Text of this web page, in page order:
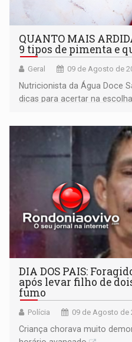
QUANTO MAIS
9 tipos de pimenta e
Geral 09 de Agosto de
Nutricionista da Água Doce
dicas para acertar na
DIA DOS PAIS:
após levar filho de
fumo
Polícia 09 de Agosto de
Criança chorava muito